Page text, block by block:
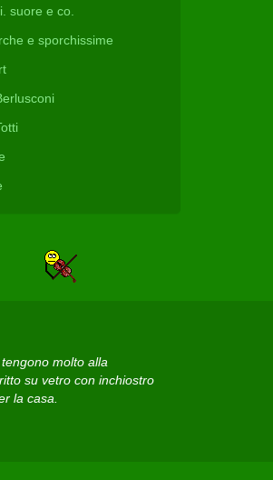
suore e co.
e sporchissime
molto alla
su vetro con inchiostro
la casa.